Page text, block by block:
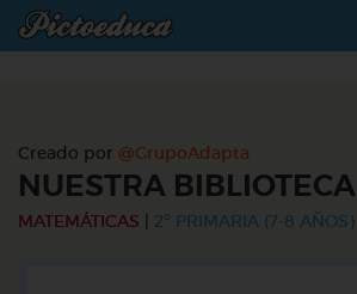
Creado por @GrupoAdapta
NUESTRA BIBLIOTECA
MATEMÁTICAS 2º PRIMARIA (7-8 AÑOS)